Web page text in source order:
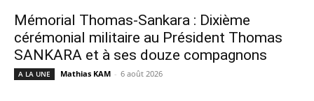
Mémorial Thomas-Sankara : Dixième
cérémonial militaire au Président Thomas
SANKARA et à ses douze compagnons
A LA UNE Mathias KAM - 6 août 2026